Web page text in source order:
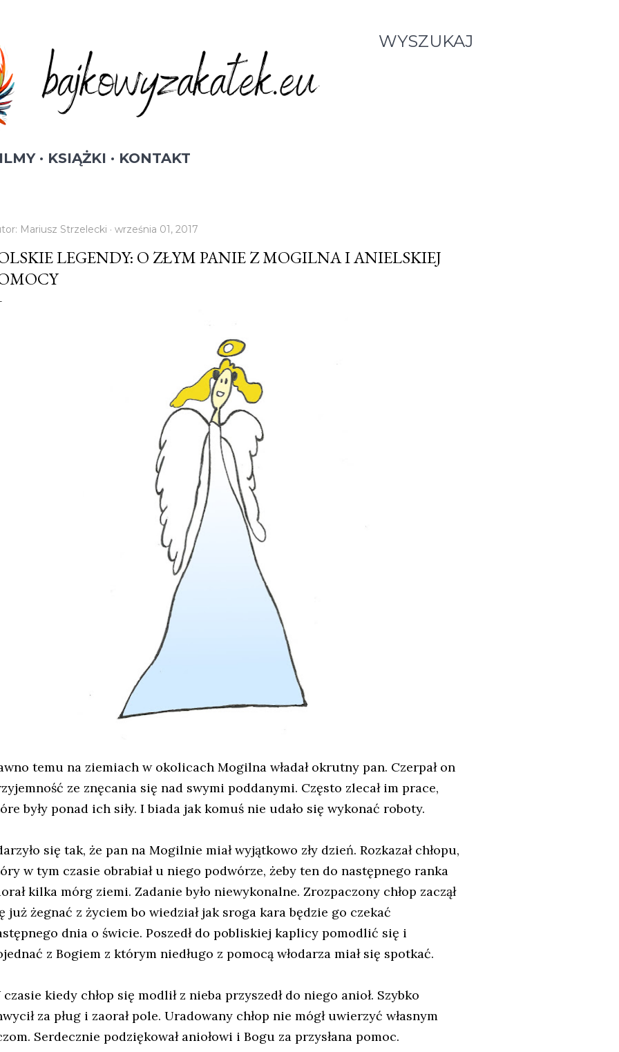
WYSZUKAJ
KSIĄŻKI KONTAKT
Mariusz Strzelecki września 01, 2017
LEGENDY: O ZŁYM PANIE Z MOGILNA I ANIELSKIEJ
temu na ziemiach w okolicach Mogilna władał okrutny pan. Czerpał on
ze znęcania się nad swymi poddanymi. Często zlecał im prace,
były ponad ich siły. I biada jak komuś nie udało się wykonać roboty.
się tak, że pan na Mogilnie miał wyjątkowo zły dzień. Rozkazał chłopu,
w tym czasie obrabiał u niego podwórze, żeby ten do następnego ranka
kilka mórg ziemi. Zadanie było niewykonalne. Zrozpaczony chłop zaczął
już żegnać z życiem bo wiedział jak sroga kara będzie go czekać
dnia o świcie. Poszedł do pobliskiej kaplicy pomodlić się i
z Bogiem z którym niedługo z pomocą włodarza miał się spotkać.
czasie kiedy chłop się modlił z nieba przyszedł do niego anioł. Szybko
za pług i zaorał pole. Uradowany chłop nie mógł uwierzyć własnym
Serdecznie podziękował aniołowi i Bogu za przysłana pomoc.